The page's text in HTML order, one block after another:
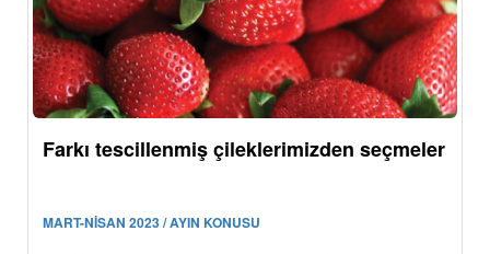
Farkı tescillenmiş çileklerimizden seçmeler
MART-NİSAN 2023 / AYIN KONUSU